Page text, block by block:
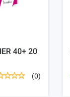
40+ 20
(0)